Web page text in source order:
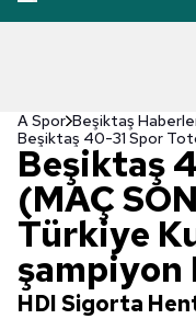
A Spor Beşiktaş
Beşiktaş
(MAÇ
Türkiye
şampiyon
HDI Sigorta